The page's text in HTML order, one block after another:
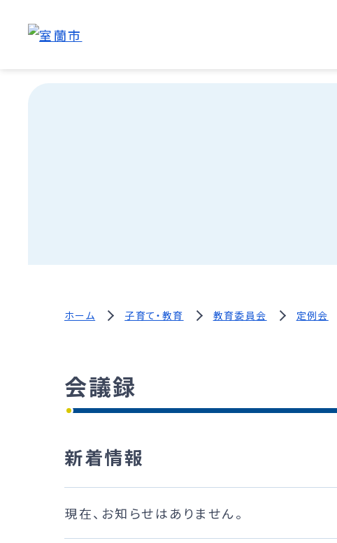
ホーム 子育て・教育 教育委員会 定例会
会議録
新着情報
現在、お知らせはありません。